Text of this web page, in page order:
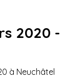
2020
à Neuchâtel